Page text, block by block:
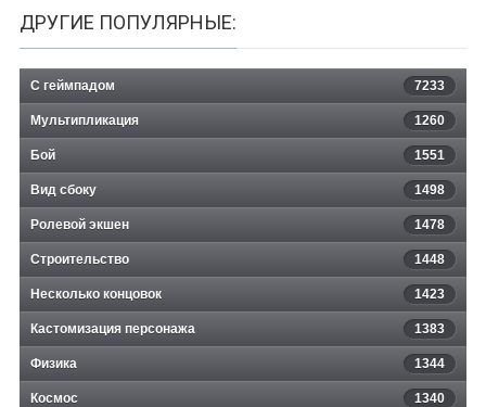
ДРУГИЕ ПОПУЛЯРНЫЕ:
С геймпадом 7233
Мультипликация 1260
Бой 1551
Вид сбоку 1498
Ролевой экшен 1478
Строительство 1448
Несколько концовок 1423
Кастомизация персонажа 1383
Физика 1344
Космос 1340